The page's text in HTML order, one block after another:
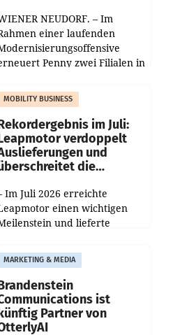
NEUDORF. – Im
einer laufenden
Penny zwei Filialen in
beiden Standorte liegen in
sowie im rund
MOBILITY BUSINESS
im Juli:
verdoppelt
und
die
Im Juli 2026 erreichte
einen wichtigen
und lieferte
womit sich das Ergebnis
Juli 2025 mehr als
(+102
MARKETING & MEDIA
ist
künftig Partner von